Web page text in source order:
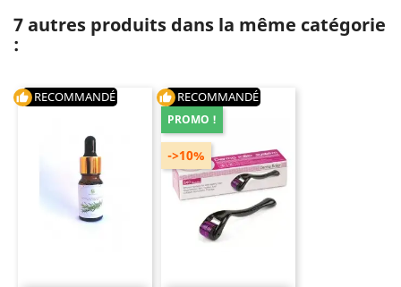
7 autres produits dans la même catégorie
:
thumb_up RECOMMANDÉ thumb_up RECOMMANDÉ
PROMO !
->10%